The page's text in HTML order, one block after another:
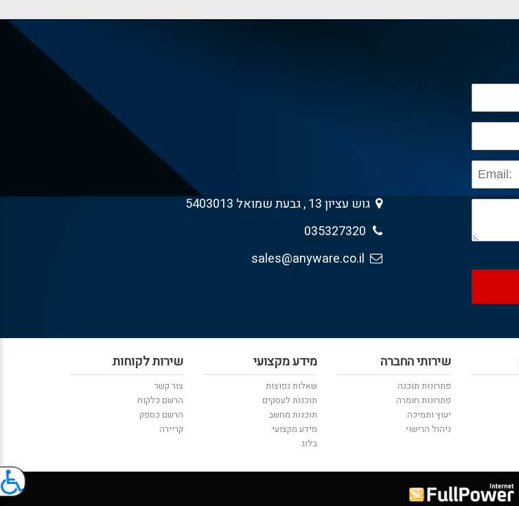
גוש עציון 13 , גבעת שמואל 5403013
035327320
שירותי החברה
פתרונות תוכנה
פתרונות חומרה
יעוץ ותמיכה
ניהול הרישוי
מידע מקצועי
שאלות נפוצות
תוכנות לעסקים
תוכנות מחשב
מידע מקצועי
בלוג
שירות לקוחות
צור קשר
הרשם כלקוח
הרשם כספק
קריירה